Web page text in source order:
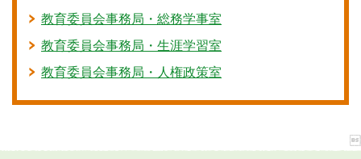
教育委員会事務局・総務学事室
教育委員会事務局・生涯学習室
教育委員会事務局・人権政策室